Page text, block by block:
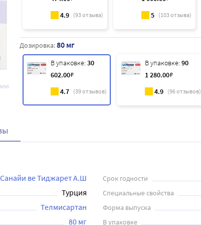
4.9 (93отзыва) 5 (103отзыва)
Дозировка:80 мг
В упаковке: 30
602.00₽
4.7 (39отзывов)
В упаковке: 90
1 280.00₽
4.9 (96отзывов)
ве Тиджарет А.Ш Срок годности
Турция Специальные свойства
Телмисартан Форма выпуска
80 мг В упаковке